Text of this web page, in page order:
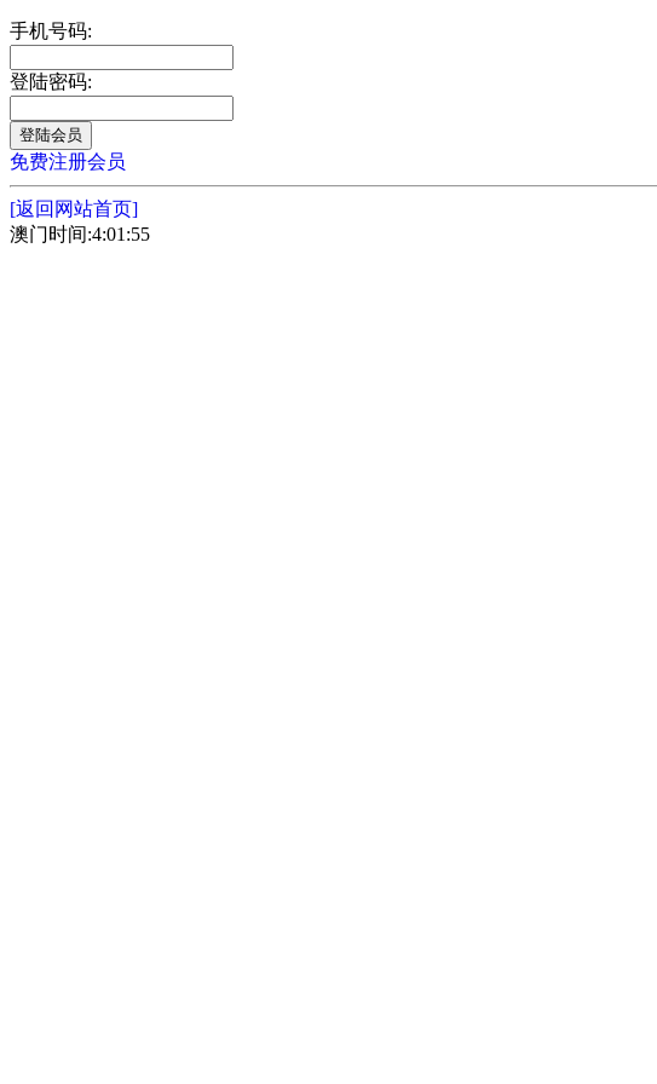
手机号码:
登陆密码:
免费注册会员
[返回网站首页]
澳门时间:4:01:55